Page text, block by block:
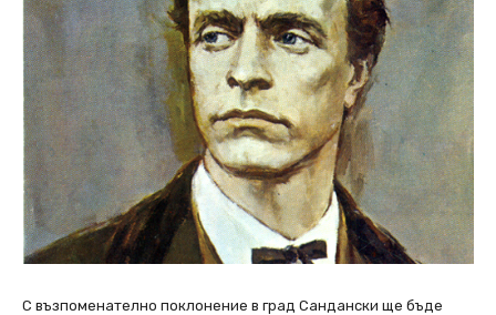
С възпоменателно поклонение в град Сандански ще бъде